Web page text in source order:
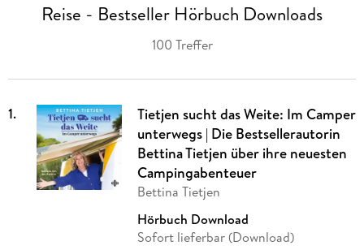
Reise - Bestseller Hörbuch Downloads
100 Treffer
1.
Tietjen sucht das Weite: Im Camper
unterwegs | Die Bestsellerautorin
Bettina Tietjen über ihre neuesten
Campingabenteuer
Bettina Tietjen
Hörbuch Download
Sofort lieferbar (Download)